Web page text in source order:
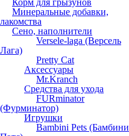
Корм для грызунов
Минеральные добавки,
лакомства
Сено, наполнители
Versele-laga (Версель
Лага)
Pretty Cat
Аксессуары
Mr.Kranch
Средства для ухода
FURminator
(Фурминатор)
Игрушки
Bambini Pets (Бамбини